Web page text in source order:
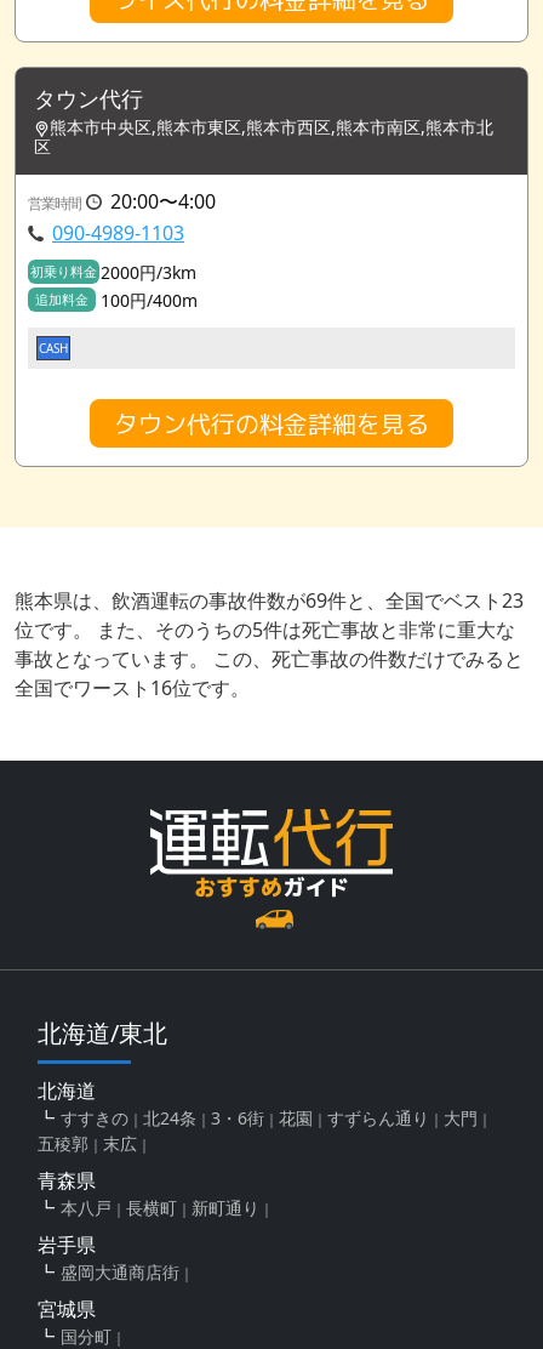
タウン代行
熊本市中央区,熊本市東区,熊本市西区,熊本市南区,熊本市北
区
営業時間
20:00〜4:00
090-4989-1103
初乗り料金 2000円/3km
追加料金 100円/400m
CASH
タウン代行の料金詳細を見る
熊本県は、飲酒運転の事故件数が69件と、全国でベスト23
位です。 また、そのうちの5件は死亡事故と非常に重大な
事故となっています。 この、死亡事故の件数だけでみると
全国でワースト16位です。
北海道/東北
北海道
すすきの 北24条 3・6街 花園 すずらん通り
大門
五稜郭
末広
青森県
本八戸 長横町 新町通り
岩手県
盛岡大通商店街
宮城県
国分町